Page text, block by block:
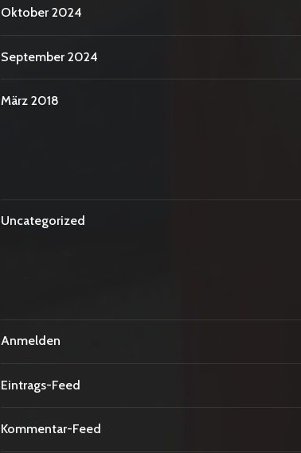
Oktober 2024
September 2024
März 2018
Uncategorized
Anmelden
Eintrags-Feed
Kommentar-Feed